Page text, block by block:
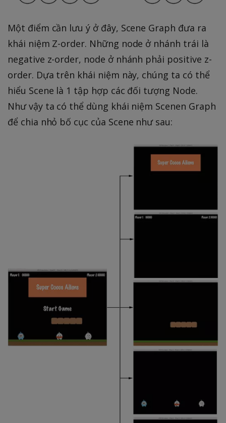
Một điểm cần lưu ý ở đây, Scene Graph đưa ra
khái niệm Z-order. Những node ở nhánh trái là
negative z-order, node ở nhánh phải positive z-
order. Dựa trên khái niệm này, chúng ta có thể
hiểu Scene là 1 tập hợp các đối tượng Node.
Như vậy ta có thể dùng khái niệm Scenen Graph
để chia nhỏ bố cục của Scene như sau: